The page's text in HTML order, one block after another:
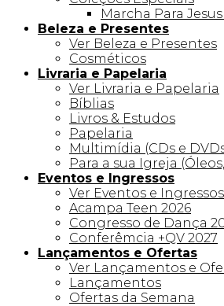
Marcha Para
Beleza e Presentes
Ver Beleza e Presentes
Cosméticos
Livraria e Papelaria
Ver Livraria e Papelaria
Bíblias
Livros & Estudos
Papelaria
Multimídia (CDs e
Para a sua Igreja
Eventos e Ingressos
Ver Eventos e Ingressos
Acampa Teen 2026
Congresso de Dança
Conferêmcia +QV 2027
Lançamentos e Ofertas
Ver Lançamentos e
Lançamentos
Ofertas da Semana